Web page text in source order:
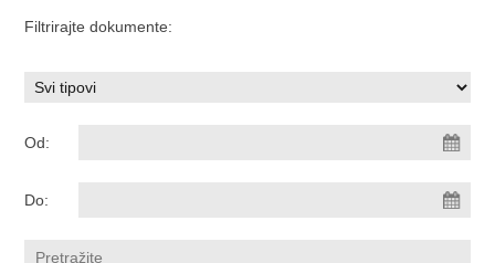
Filtrirajte dokumente:
Od:
Do: